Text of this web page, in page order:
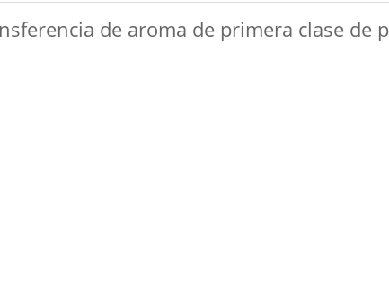
de aroma de primera clase de